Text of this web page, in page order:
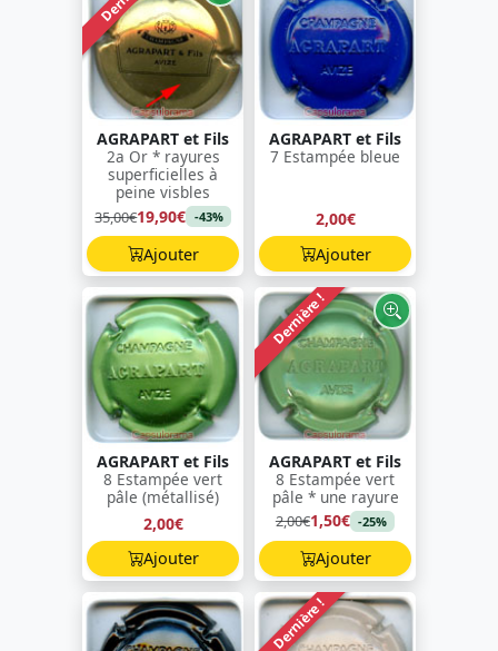
AGRAPART et Fils
2a Or * rayures
superficielles à
peine visbles
35,00€19,90€ -43%
Ajouter
AGRAPART et Fils
7 Estampée bleue
2,00€
Ajouter
AGRAPART et Fils
8 Estampée vert
pâle (métallisé)
2,00€
Ajouter
Dernière !
AGRAPART et Fils
8 Estampée vert
pâle * une rayure
2,00€1,50€ -25%
Ajouter
Dernière !